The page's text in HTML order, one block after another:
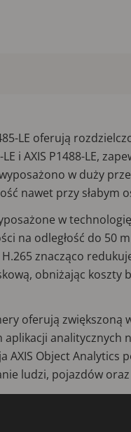
LE oferują
i AXIS P1488-LE,
wyposażono w duży
nawet przy słabym
w
na odległość do 50
H.265 znacząco
obniżając koszty
oferują zwiększoną
analitycznych
AXIS Object Analytics
ludzi, pojazdów